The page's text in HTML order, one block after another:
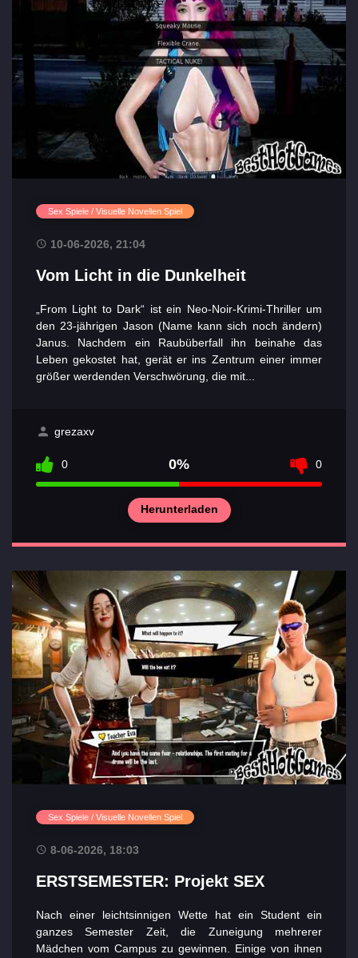
Wichtigsten
Abschnitte
Sex Spiele / Visuelle Novellen Spiel
10-06-2026, 21:04
Vom Licht in die Dunkelheit
„From Light to Dark“ ist ein Neo-Noir-Krimi-Thriller um
den 23-jährigen Jason (Name kann sich noch ändern)
Janus. Nachdem ein Raubüberfall ihn beinahe das
Leben gekostet hat, gerät er ins Zentrum einer immer
größer werdenden Verschwörung, die mit...
grezaxv
0 0% 0
Herunterladen
Sex Spiele / Visuelle Novellen Spiel
8-06-2026, 18:03
ERSTSEMESTER: Projekt SEX
Nach einer leichtsinnigen Wette hat ein Student ein
ganzes Semester Zeit, die Zuneigung mehrerer
Mädchen vom Campus zu gewinnen. Einige von ihnen